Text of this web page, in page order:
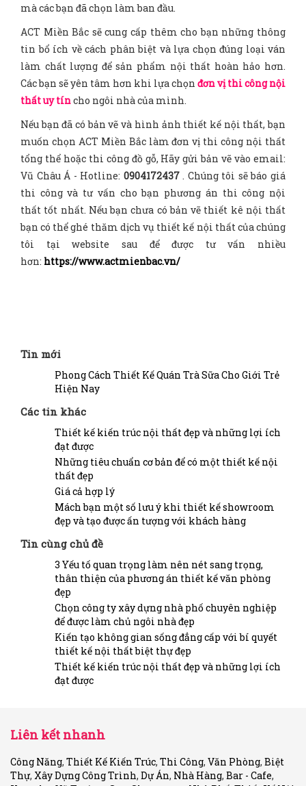
mà các bạn đã chọn làm ban đầu.
ACT Miền Bắc sẽ cung cấp thêm cho bạn những thông
tin bổ ích về cách phân biệt và lựa chọn đúng loại ván
làm chất lượng để sản phẩm nội thất hoàn hảo hơn.
Các bạn sẽ yên tâm hơn khi lựa chọn đơn vị thi công nội
thất uy tíncho ngôi nhà của mình.
Nếu bạn đã có bản vẽ và hình ảnh thiết kế nội thất, bạn
muốn chọn ACT Miền Bắc làm đơn vị thi công nội thất
tổng thể hoặc thi công đồ gỗ, Hãy gửi bản vẽ vào email:
Vũ Châu Á - Hotline: 0904172437. Chúng tôi sẽ báo giá
thi công và tư vấn cho bạn phương án thi công nội
thất tốt nhất. Nếu bạn chưa có bản vẽ thiết kê nội thất
bạn có thể ghé thăm dịch vụ thiết kế nội thất của chúng
tôi tại website sau để được tư vấn nhiều
hơn: https://www.actmienbac.vn/
Tin mới
Phong Cách Thiết Kế Quán Trà Sữa Cho Giới Trẻ
Hiện Nay
Các tin khác
Thiết kế kiến trúc nội thất đẹp và những lợi ích
đạt được
Những tiêu chuẩn cơ bản để có một thiết kế nội
thất đẹp
Giá cả hợp lý
Mách bạn một số lưu ý khi thiết kế showroom
đẹp và tạo được ấn tượng với khách hàng
Tin cùng chủ đề
3 Yếu tố quan trọng làm nên nét sang trọng,
thân thiện của phương án thiết kế văn phòng
đẹp
Chọn công ty xây dựng nhà phố chuyên nghiệp
để được làm chủ ngôi nhà đẹp
Kiến tạo không gian sống đẳng cấp với bí quyết
thiết kế nội thất biệt thự đẹp
Thiết kế kiến trúc nội thất đẹp và những lợi ích
đạt được
Liên kết nhanh
Công Năng, Thiết Kế Kiến Trúc, Thi Công, Văn Phòng, Biệt
Thự, Xây Dựng Công Trình, Dự Án, Nhà Hàng, Bar - Cafe,